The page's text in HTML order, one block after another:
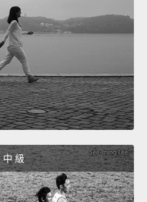
中 級